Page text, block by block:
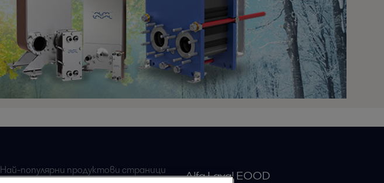
Най-популярни продуктови страници Alfa Laval EOOD